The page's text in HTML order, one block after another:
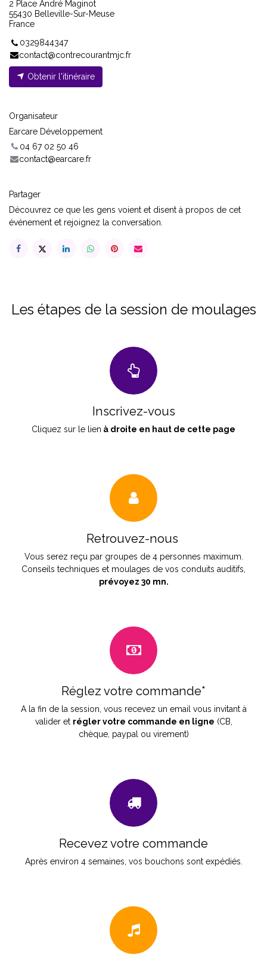
2 Place André Maginot
55430 Belleville-Sur-Meuse
France
0329844347
contact@contrecourantmjc.fr
Obtenir l'itinéraire
Organisateur
Earcare Développement
04 67 02 50 46
contact@earcare.fr
Partager
Découvrez ce que les gens voient et disent à propos de cet
événement et rejoignez la conversation.
Les étapes de la session de moulages
Inscrivez-vous
Cliquez sur le lien à droite en haut de cette page
Retrouvez-nous
Vous serez reçu par groupes de 4 personnes maximum.
Conseils techniques et moulages de vos conduits auditifs,
prévoyez 30 mn.
Réglez votre commande*
A la fin de la session, vous recevez un email vous invitant à
valider et régler votre commande en ligne (CB,
chèque, paypal ou virement)
Recevez votre commande
Après environ 4 semaines, vos bouchons sont expédiés.